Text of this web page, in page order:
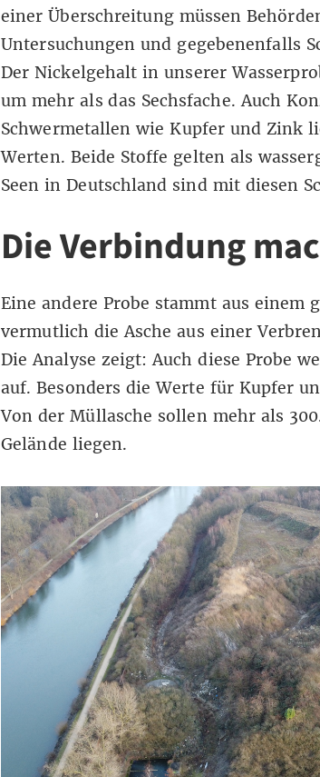
einer Überschreitung müssen
Untersuchungen und gegebenenfalls
Der Nickelgehalt in unserer
um mehr als das Sechsfache. Auch
Schwermetallen wie Kupfer und Zink
Werten. Beide Stoffe gelten als
Seen in Deutschland sind mit diesen
Die Verbindung
Eine andere Probe stammt aus einem
vermutlich die Asche aus einer
Die Analyse zeigt: Auch diese Probe
auf. Besonders die Werte für Kupfer
Von der Müllasche sollen mehr als
Gelände liegen.